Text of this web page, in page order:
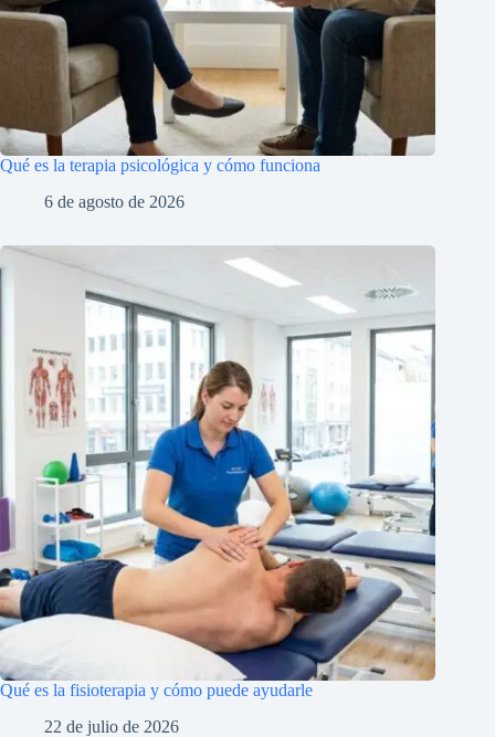
Qué es la terapia psicológica y cómo funciona
6 de agosto de 2026
Qué es la fisioterapia y cómo puede ayudarle
22 de julio de 2026